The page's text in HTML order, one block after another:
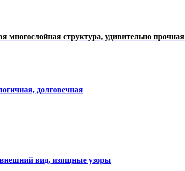
структура, удивительно прочная
долговечная
внешний вид, изящные узоры